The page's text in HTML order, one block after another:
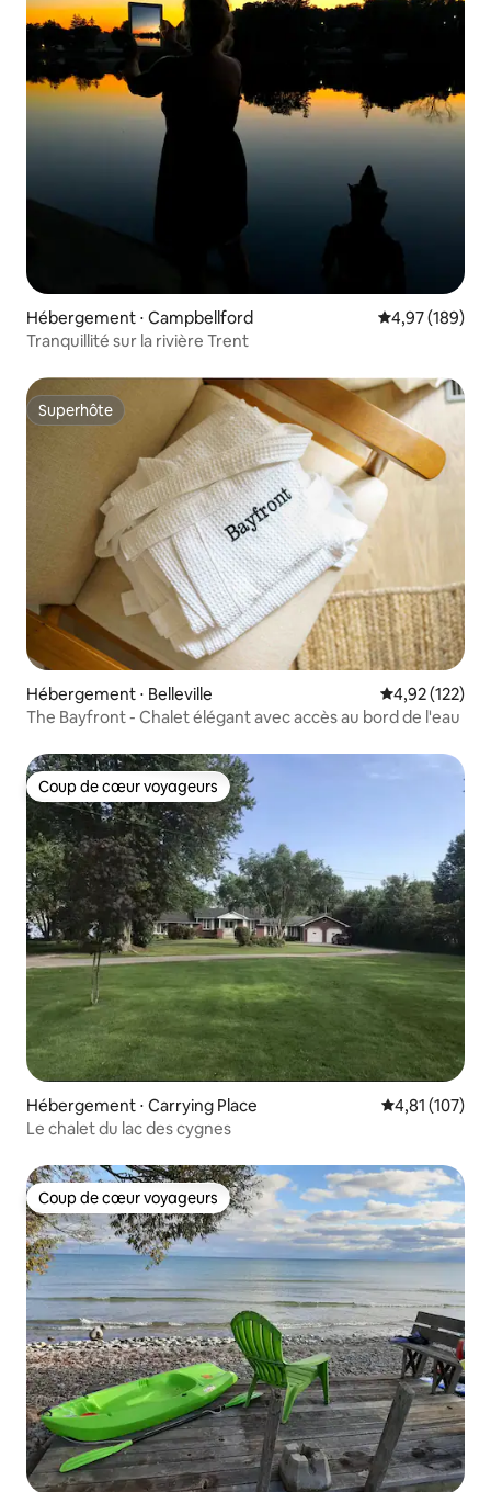
Hébergement ⋅ Campbellford Évaluation
4,97 (189)
Tranquillité sur la rivière Trent
Superhôte
Superhôte
Hébergement ⋅ Belleville Évaluation
4,92 (122)
The Bayfront - Chalet élégant avec accès au bord de l'eau
Coup de cœur voyageurs
Coup de cœur voyageurs
Hébergement ⋅ Carrying Place Évaluation
4,81 (107)
Le chalet du lac des cygnes
Coup de cœur voyageurs
Coup de cœur voyageurs